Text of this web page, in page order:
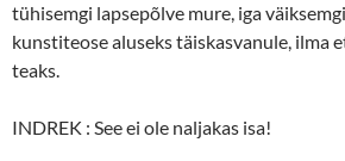
tühisemgi lapsepõlve mure, iga
kunstiteose aluseks täiskasvanule, ilma
teaks.
INDREK : See ei ole naljakas isa!